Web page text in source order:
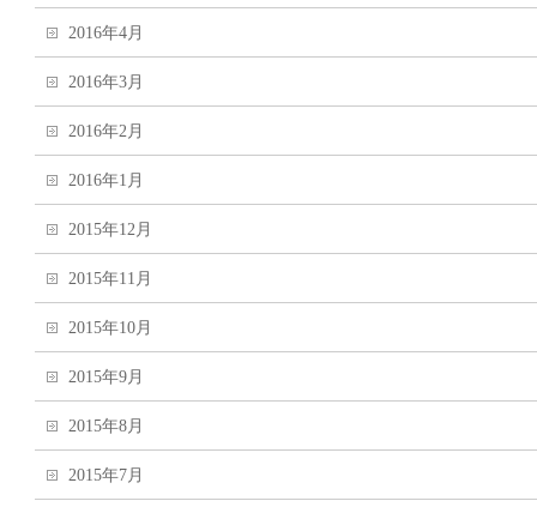
2016年4月
2016年3月
2016年2月
2016年1月
2015年12月
2015年11月
2015年10月
2015年9月
2015年8月
2015年7月